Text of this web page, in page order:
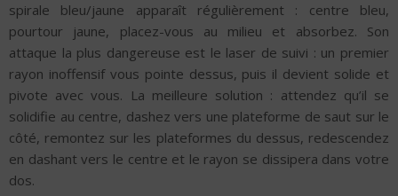
spirale bleu/jaune apparaît régulièrement : centre bleu,
pourtour jaune, placez-vous au milieu et absorbez. Son
attaque la plus dangereuse est le laser de suivi : un premier
rayon inoffensif vous pointe dessus, puis il devient solide et
pivote avec vous. La meilleure solution : attendez qu’il se
solidifie au centre, dashez vers une plateforme de saut sur le
côté, remontez sur les plateformes du dessus, redescendez
en dashant vers le centre et le rayon se dissipera dans votre
dos.